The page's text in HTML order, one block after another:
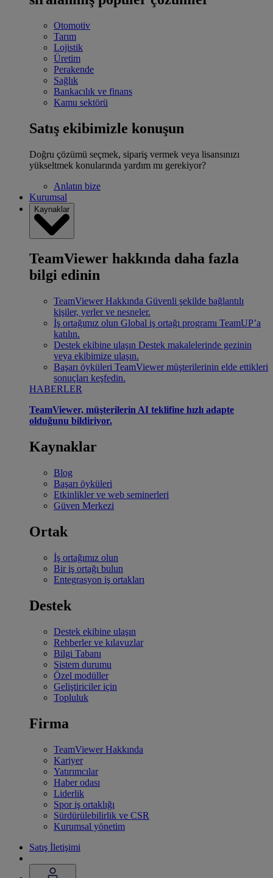
Otomotiv
Tarım
Lojistik
Üretim
Perakende
Sağlık
Bankacılık ve finans
Kamu sektörü
Satış ekibimizle konuşun
Doğru çözümü seçmek, sipariş vermek veya lisansınızı
yükseltmek konularında yardım mı gerekiyor?
Anlatın bize
Kurumsal
Kaynaklar
TeamViewer hakkında daha fazla
bilgi edinin
TeamViewer Hakkında Güvenli şekilde bağlantılı
kişiler, yerler ve nesneler.
İş ortağımız olun Global iş ortağı programı TeamUP’a
katılın.
Destek ekibine ulaşın Destek makalelerinde gezinin
veya ekibimize ulaşın.
Başarı öyküleri TeamViewer müşterilerinin elde ettikleri
sonuçları keşfedin.
HABERLER
TeamViewer, müşterilerin AI teklifine hızlı adapte
olduğunu bildiriyor.
Kaynaklar
Blog
Başarı öyküleri
Etkinlikler ve web seminerleri
Güven Merkezi
Ortak
İş ortağımız olun
Bir iş ortağı bulun
Entegrasyon iş ortakları
Destek
Destek ekibine ulaşın
Rehberler ve kılavuzlar
Bilgi Tabanı
Sistem durumu
Özel modüller
Geliştiriciler için
Topluluk
Firma
TeamViewer Hakkında
Kariyer
Yatırımcılar
Haber odası
Liderlik
Spor iş ortaklığı
Sürdürülebilirlik ve CSR
Kurumsal yönetim
Satış İletişimi